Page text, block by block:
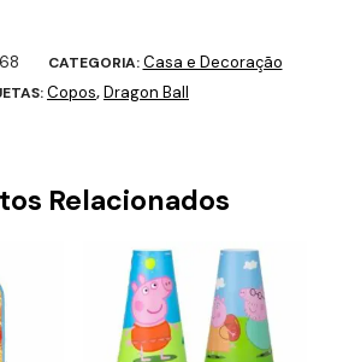
CATEGORIA:Casa e Decoração
Copos,Dragon Ball
Relacionados